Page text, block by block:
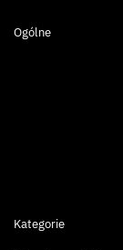
Ogólne
Kategorie